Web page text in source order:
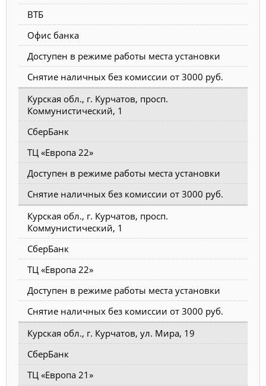
ВТБ
Офис банка
Доступен в режиме работы места установки
Снятие наличных без комиссии от 3000 руб.
Курская обл., г. Курчатов, просп.
Коммунистический, 1
СберБанк
ТЦ «Европа 22»
Доступен в режиме работы места установки
Снятие наличных без комиссии от 3000 руб.
Курская обл., г. Курчатов, просп.
Коммунистический, 1
СберБанк
ТЦ «Европа 22»
Доступен в режиме работы места установки
Снятие наличных без комиссии от 3000 руб.
Курская обл., г. Курчатов, ул. Мира, 19
СберБанк
ТЦ «Европа 21»